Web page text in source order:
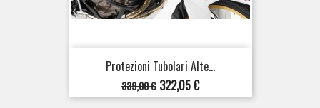
Protezioni Tubolari Alte...
Prezzo
base
339,00 € Prezzo
322,05 €